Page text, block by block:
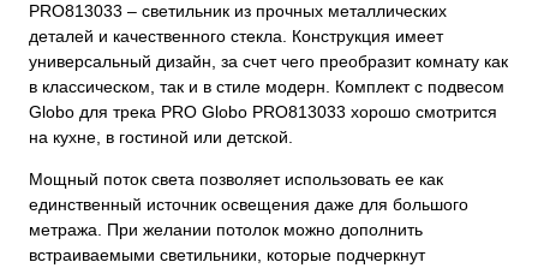
PRO813033 – светильник из прочных металлических
деталей и качественного стекла. Конструкция имеет
универсальный дизайн, за счет чего преобразит комнату как
в классическом, так и в стиле модерн. Комплект с подвесом
Globo для трека PRO Globo PRO813033 хорошо смотрится
на кухне, в гостиной или детской.
Мощный поток света позволяет использовать ее как
единственный источник освещения даже для большого
метража. При желании потолок можно дополнить
встраиваемыми светильники, которые подчеркнут